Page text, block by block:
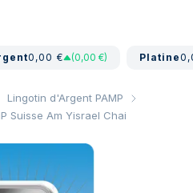
0,00 € (0,00 €) Platine
Lingotin d'Argent PAMP
Suisse Am Yisrael Chai